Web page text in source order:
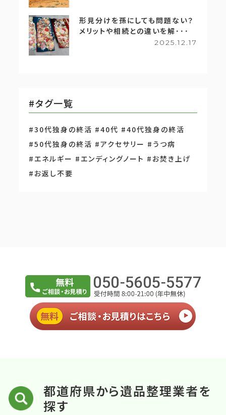
形見分けを孫にしても問題ない？
メリットや相続との違いを解･･･
2025.12.17
#タグ一覧
#30代独身の終活 #40代 #40代独身の終活
#50代独身の終活 #アクセサリー #うつ病
#エネルギー #エンディングノート #お焚き上げ
#お返し不要
都道府県から遺品整理業者を
探す